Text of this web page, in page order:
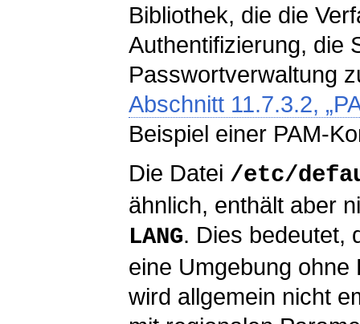
Bibliothek, die die
Authentifizierung, die
Passwortverwaltung
Abschnitt 11.7.3.2,
Beispiel einer PAM-
Die Datei /etc/
ähnlich, enthält aber
LANG. Dies bedeutet,
eine Umgebung
wird allgemein nicht